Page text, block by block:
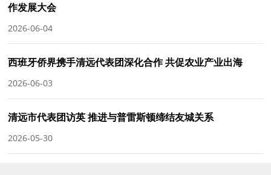
作发展大会
2026-06-04
西班牙侨界携手清远代表团深化合作 共促农业产业出海
2026-06-03
清远市代表团访英 推进与普雷斯顿缔结友城关系
2026-05-30